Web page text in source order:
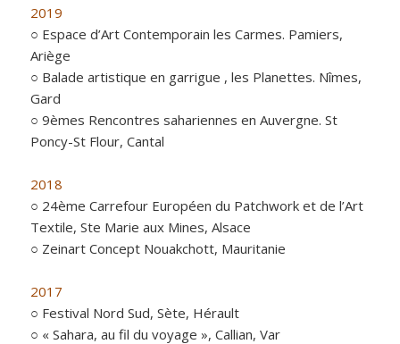
2019
○ Espace d’Art Contemporain les Carmes. Pamiers,
Ariège
○ Balade artistique en garrigue , les Planettes. Nîmes,
Gard
○ 9èmes Rencontres sahariennes en Auvergne. St
Poncy-St Flour, Cantal
2018
○ 24ème Carrefour Européen du Patchwork et de l’Art
Textile, Ste Marie aux Mines, Alsace
○ Zeinart Concept Nouakchott, Mauritanie
2017
○ Festival Nord Sud, Sète, Hérault
○ « Sahara, au fil du voyage », Callian, Var